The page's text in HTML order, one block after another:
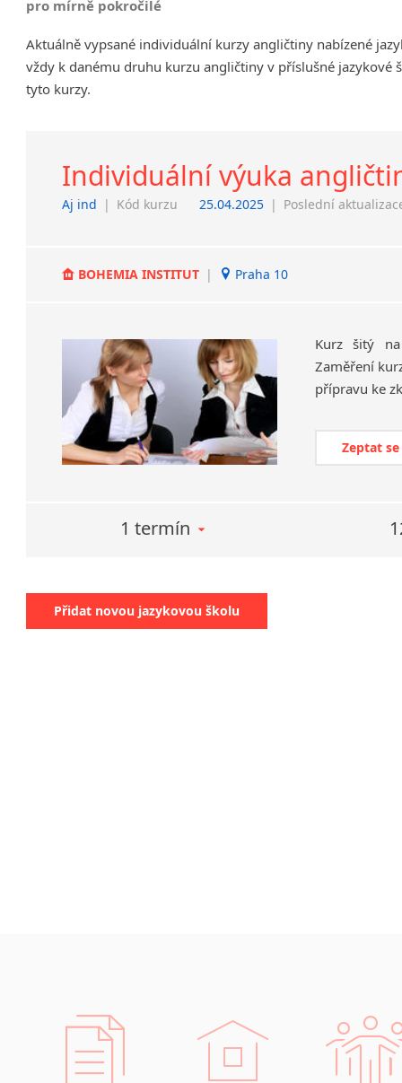
Děčín
Hodonín
Prostějov
Sedlčany
Tišnov
pro mírně pokročilé
Aktuálně vypsané individuální kurzy angličtiny nabízené
vždy k danému druhu kurzu angličtiny v příslušné
tyto kurzy.
Individuální výuka
Aj ind | Kód kurzu 25.04.2025 | Poslední
BOHEMIA INSTITUT | Praha 10
Kurz šitý
Zaměření
Zeptat
1 termín
Přidat novou jazykovou školu